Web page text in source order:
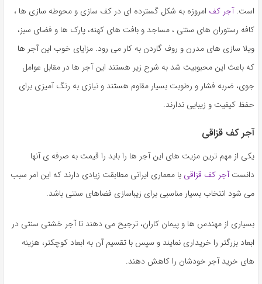
است.آجر کف امروزه به شکل گسترده ای در کف سازی و محوطه سازی ها ،
کافه رستوران های سنتی ، مساجد و بافت های کهنه، پارک ها و فضای سبز،
ویلا سازی های مدرن و روف گاردن به کار می رود. مزایای خوب این آجر ها
که باعث این محبوبیت شد به شرح زیر هستند این آجر ها در مقابل عوامل
جوی، ضربه فشار و رطوبت بسیار مقاوم هستند و نیازی به رنگ آمیزی برای
حفظ کیفیت و زیبایی ندارند.
آجر کف قزاقی
یکی از مهم ترین مزیت های این آجر ها را باید را قیمت به صرفه ی آنها
دانستآجر کف قزاقی با معماری ایرانی مطابقت زیادی دارند که این امر سبب
می شود انتخاب بسیار مناسبی برای زیباسازی فضاهای سنتی باشد.
بسیاری از مهندس ها و پیمان کاران، ترجیح می دهند تا آجر خشتی سنتی در
ابعاد بزرگتر را خریداری نمایند و سپس با تقسیم آن به ابعاد کوچکتر، هزینه
های خرید آجر خودشان را کاهش دهند.